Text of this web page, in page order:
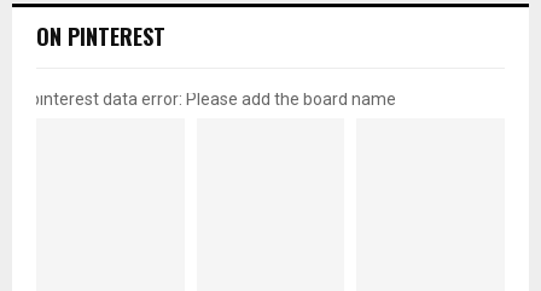
ON PINTEREST
pinterest data error: Please add the board name